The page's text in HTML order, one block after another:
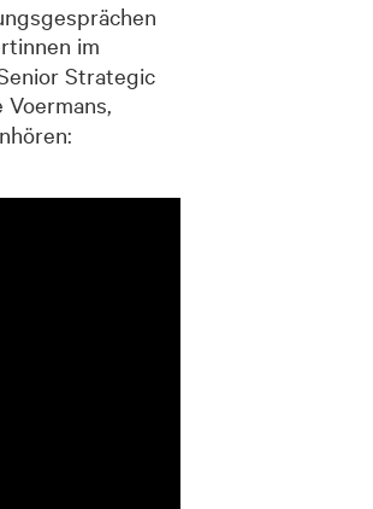
im
Strategic
Voermans,